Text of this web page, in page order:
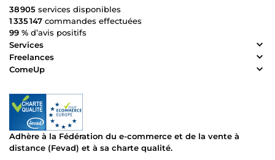
38 905 services disponibles
1 335 147 commandes effectuées
99 % d’avis positifs
Services
Freelances
ComeUp
Adhère à la Fédération du e-commerce et de la vente à
distance (Fevad) et à sa charte qualité.